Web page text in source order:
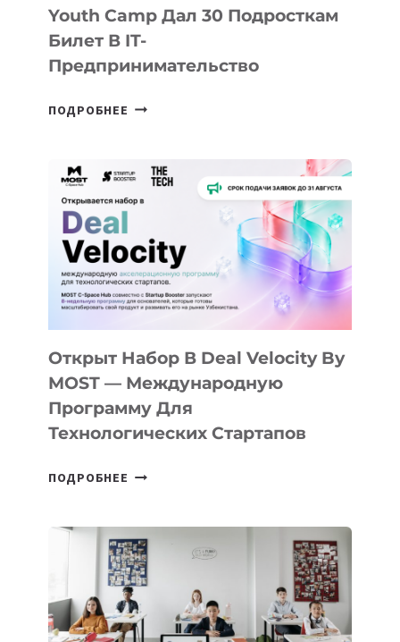
Youth Camp Дал 30 Подросткам
Билет В IT-
Предпринимательство
ПОДРОБНЕЕ ОТ
АЛМАТЫ:
КАК
AI
YOUTH
CAMP
ДАЛ
30
ПОДРОСТКАМ
БИЛЕТ
В
ПРЕДПРИНИМАТЕЛЬСТВО
Открыт Набор В Deal Velocity By
MOST — Международную
Программу Для
Технологических Стартапов
ПОДРОБНЕЕ ОТКРЫТ
DEAL
VELOCITY
BY
MOST
—